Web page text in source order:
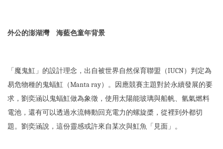
外公的澎湖灣 海藍色童年背景
「魔鬼魟」的設計理念，出自被世界自然保育聯盟（IUCN）判定為
易危物種的鬼蝠魟（Manta ray）。因應競賽主題對於永續發展的要
求，劉奕涵以鬼蝠魟做為象徵，使用太陽能玻璃與船帆、氫氣燃料
電池，還有可以透過水流轉動回充電力的螺旋槳，從裡到外都切
題。劉奕涵說，這份靈感或許來自某次與魟魚「見面」。